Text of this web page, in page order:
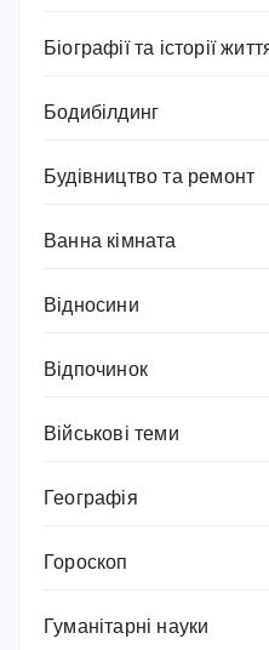
Біографії та історії
Бодибілдинг
Будівництво та ремонт
Ванна кімната
Відносини
Відпочинок
Військові теми
Географія
Гороскоп
Гуманітарні науки